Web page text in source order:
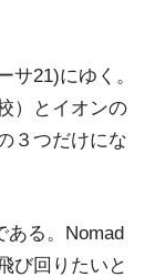
サ21)にゆく。
）とイオンの
３つだけにな
ある。Nomad
び回りたいと